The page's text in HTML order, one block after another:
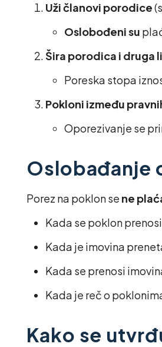
Uži članovi porodice
Oslobođeni su
Šira porodica i druga
Poreska stopa
Pokloni između
Oporezivanje se
Oslobađanje
Porez na poklon se ne
Kada se poklon
Kada je imovina
Kada se prenosi
Kada je reč o
Kako se